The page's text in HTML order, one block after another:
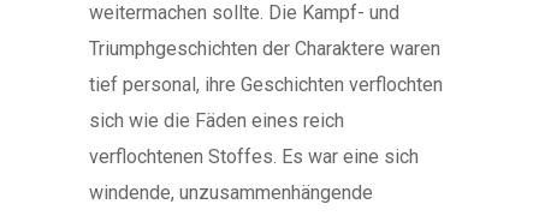
weitermachen sollte. Die Kampf- und
Triumphgeschichten der Charaktere waren
tief personal, ihre Geschichten verflochten
sich wie die Fäden eines reich
verflochtenen Stoffes. Es war eine sich
windende, unzusammenhängende